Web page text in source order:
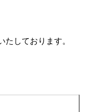
しております。